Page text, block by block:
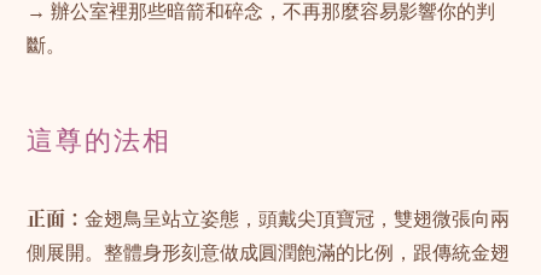
→ 辦公室裡那些暗箭和碎念，不再那麼容易影響你的判
斷。
這尊的法相
正面： 金翅鳥呈站立姿態，頭戴尖頂寶冠，雙翅微張向兩
側展開。整體身形刻意做成圓潤飽滿的比例，跟傳統金翅